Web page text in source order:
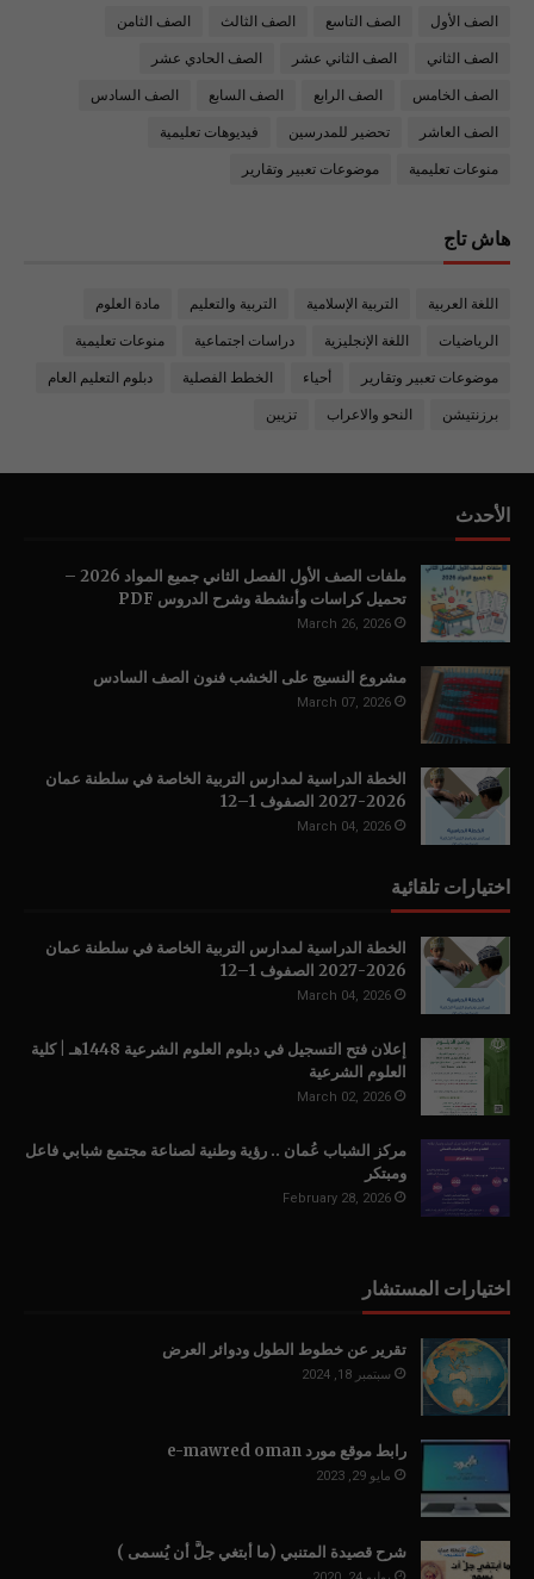
الصف الأول الصف التاسع الصف الثالث الصف الثامن
الصف الثاني الصف الثاني عشر الصف الحادي عشر
الصف الخامس الصف الرابع الصف السابع الصف السادس
الصف العاشر تحضير للمدرسين فيديوهات تعليمية
منوعات تعليمية موضوعات تعبير وتقارير
هاش تاج
اللغة العربية التربية الإسلامية التربية والتعليم مادة العلوم
الرياضيات اللغة الإنجليزية دراسات اجتماعية منوعات تعليمية
موضوعات تعبير وتقارير أحياء الخطط الفصلية دبلوم التعليم العام
برزنتيشن النحو والاعراب تزيين
الأحدث
ملفات الصف الأول الفصل الثاني جميع المواد 2026 –
تحميل كراسات وأنشطة وشرح الدروس PDF
March 26, 2026
مشروع النسيج على الخشب فنون الصف السادس
March 07, 2026
الخطة الدراسية لمدارس التربية الخاصة في سلطنة عمان
2026-2027 الصفوف 1–12
March 04, 2026
اختيارات تلقائية
الخطة الدراسية لمدارس التربية الخاصة في سلطنة عمان
2026-2027 الصفوف 1–12
March 04, 2026
إعلان فتح التسجيل في دبلوم العلوم الشرعية 1448هـ | كلية
العلوم الشرعية
March 02, 2026
مركز الشباب عُمان .. رؤية وطنية لصناعة مجتمع شبابي فاعل
ومبتكر
February 28, 2026
اختيارات المستشار
تقرير عن خطوط الطول ودوائر العرض
سبتمبر 18, 2024
رابط موقع مورد e-mawred oman
مايو 29, 2023
شرح قصيدة المتنبي (ما أبتغي جلَّ أن يُسمى )